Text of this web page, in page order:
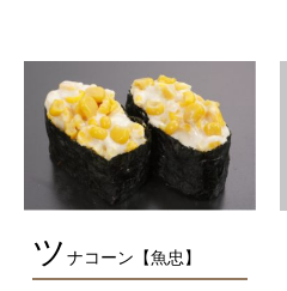
ツ ナコーン【魚忠】